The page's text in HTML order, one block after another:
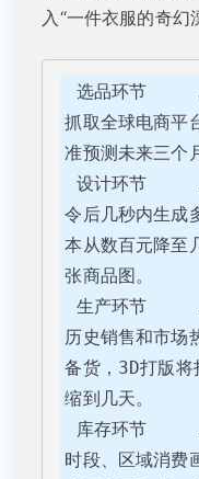
入“一件衣服的奇幻
抓取全球电商平
准预测未来三个
令后几秒内生成
本从数百元降至
张商品图。
历史销售和市场
备货，3D打版
缩到几天。
时段、区域消费